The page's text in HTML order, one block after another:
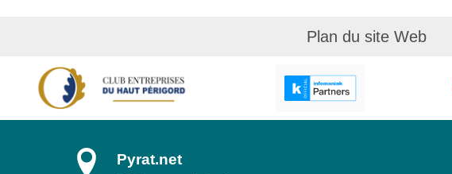
Plan du site Web
Pyrat.net